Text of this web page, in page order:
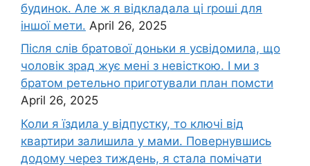
будинок. Але ж я відкладала ці rроші для
іншої мети. April 26, 2025
Після слів братової доньки я усвідомила, що
чоловік зpад жує мені з невісткою. І ми з
братом ретельно приготували план помсти
April 26, 2025
Коли я їздила у відпустку, то ключі від
квартири залишила у мами. Повернувшись
додому через тиждень, я стала помічати